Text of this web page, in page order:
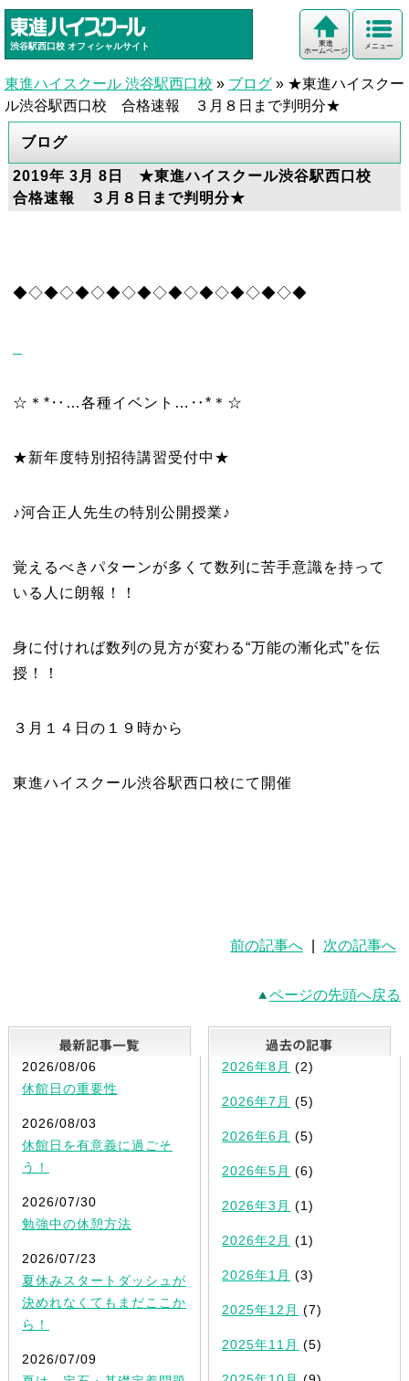
渋谷駅西口校 オフィシャルサイト メニュー
東進
ホームページ
東進ハイスクール 渋谷駅西口校 » ブログ » ★東進ハイスクー
ル渋谷駅西口校 合格速報 ３月８日まで判明分★
ブログ
2019年 3月 8日 ★東進ハイスクール渋谷駅西口校
合格速報 ３月８日まで判明分★
◆◇◆◇◆◇◆◇◆◇◆◇◆◇◆◇◆◇◆
☆＊*‥…各種イベント…‥*＊☆
★新年度特別招待講習受付中★
♪河合正人先生の特別公開授業♪
覚えるべきパターンが多くて数列に苦手意識を持って
いる人に朗報！！
身に付ければ数列の見方が変わる“万能の漸化式”を伝
授！！
３月１４日の１９時から
東進ハイスクール渋谷駅西口校にて開催
前の記事へ 次の記事へ
ページの先頭へ戻る
最新記事一覧
2026/08/06
休館日の重要性
2026/08/03
休館日を有意義に過ごそ
う！
2026/07/30
勉強中の休憩方法
2026/07/23
夏休みスタートダッシュが
決めれなくてもまだここか
ら！
2026/07/09
2026年8月 (2)
2026年7月 (5)
2026年6月 (5)
2026年5月 (6)
2026年3月 (1)
2026年2月 (1)
2026年1月 (3)
2025年12月 (7)
2025年11月 (5)